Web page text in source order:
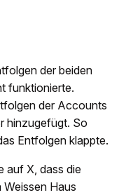
der beiden
funktionierte.
der Accounts
hinzugefügt. So
Entfolgen klappte.
auf X, dass die
Haus